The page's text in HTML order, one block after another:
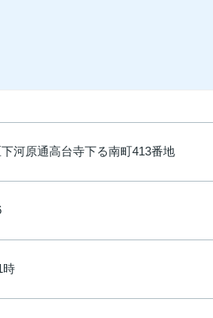
河原通高台寺下る南町413番地
時